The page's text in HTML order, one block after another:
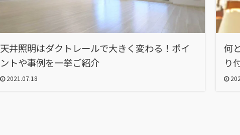
天井照明はダクトレールで大きく変わる！ポイ
ントや事例を一挙ご紹介
2021.07.18
何
り